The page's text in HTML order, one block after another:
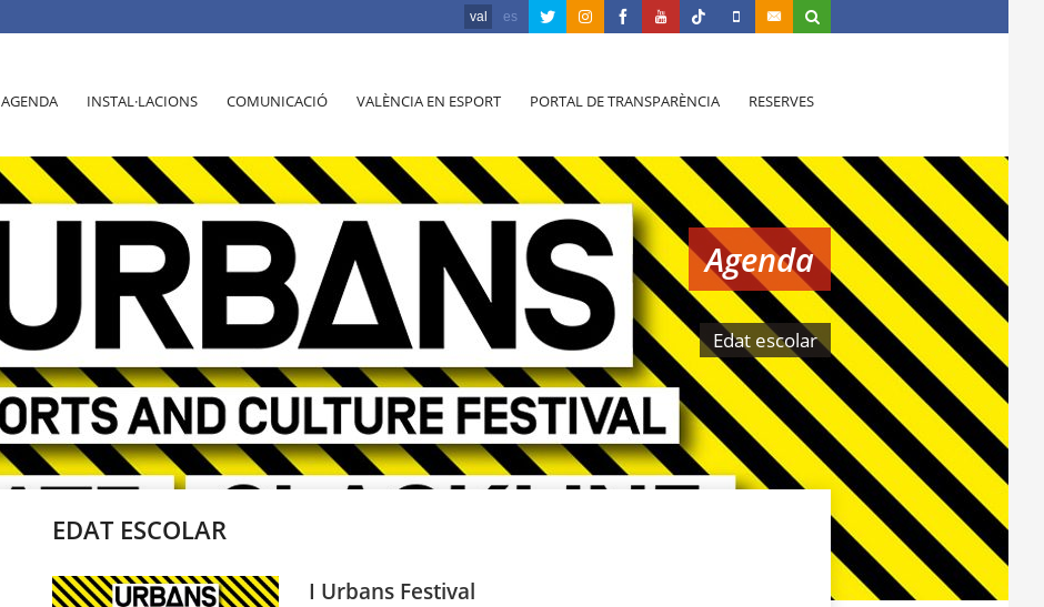
val es
AGENDA INSTAL·LACIONS COMUNICACIÓ VALÈNCIA EN ESPORT PORTAL DE TRANSPARÈNCIA RESERVES
Agenda
Edat escolar
EDAT ESCOLAR
I Urbans Festival